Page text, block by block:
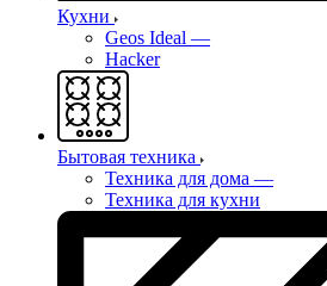
Кухни
Geos Ideal —
Hacker
Бытовая техника
Техника для дома —
Техника для кухни